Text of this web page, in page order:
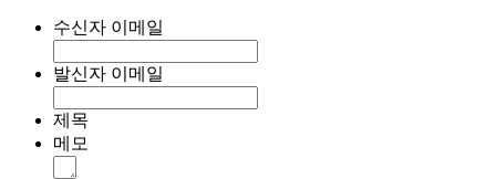
수신자 이메일
발신자 이메일
제목
메모